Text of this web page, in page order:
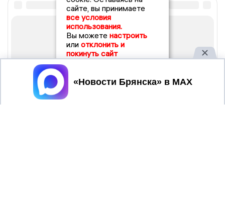
сайте, вы принимаете
все условия
использования.
Вы можете настроить
или отклонить и
покинуть сайт
Принять